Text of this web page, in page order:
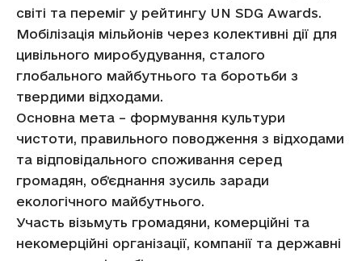
світі та переміг у рейтингу UN SDG Awards.
Мобілізація мільйонів через колективні дії для
цивільного миробудування, сталого
глобального майбутнього та боротьби з
твердими відходами.
Основна мета – формування культури
чистоти, правильного поводження з відходами
та відповідального споживання серед
громадян, обʼєднання зусиль заради
екологічного майбутнього.
Участь візьмуть громадяни, комерційні та
некомерційні організації, компанії та державні